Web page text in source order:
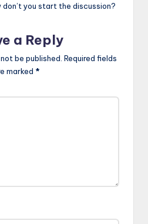
you start the discussion?
a Reply
be published. Required fields
marked *